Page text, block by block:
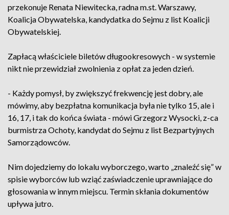
przekonuje Renata Niewitecka, radna m.st. Warszawy,
Koalicja Obywatelska, kandydatka do Sejmu z list Koalicji
Obywatelskiej.
Zapłacą właściciele biletów długookresowych - w systemie
nikt nie przewidział zwolnienia z opłat za jeden dzień.
- Każdy pomysł, by zwiększyć frekwencję jest dobry, ale
mówimy, aby bezpłatna komunikacja była nie tylko 15, ale i
16, 17, i tak do końca świata - mówi Grzegorz Wysocki, z-ca
burmistrza Ochoty, kandydat do Sejmu z list Bezpartyjnych
Samorządowców.
Nim dojedziemy do lokalu wyborczego, warto „znaleźć się” w
spisie wyborców lub wziąć zaświadczenie uprawniające do
głosowania w innym miejscu. Termin skłania dokumentów
upływa jutro.